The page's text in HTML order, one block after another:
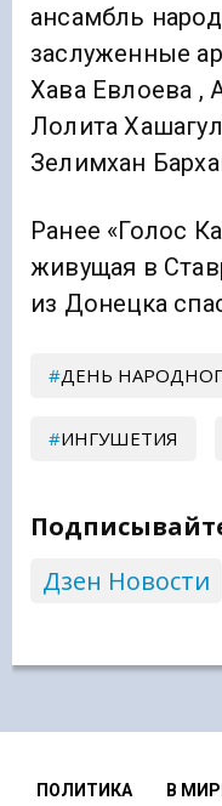
ансамбль
заслуженные
Хава Евлоева ,
Лолита
Зелимхан
Ранее «Голос
живущая в
из Донецка
ДЕНЬ
ИНГУШЕТИЯ
Дзен Новости
ПОЛИТИКА В